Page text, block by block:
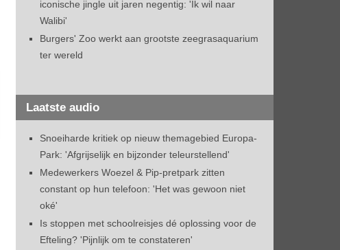
iconische jingle uit jaren negentig: 'Ik wil naar
Walibi'
Burgers' Zoo werkt aan grootste zeegrasaquarium
ter wereld
Laatste audio
Snoeiharde kritiek op nieuw themagebied Europa-
Park: 'Afgrijselijk en bijzonder teleurstellend'
Medewerkers Woezel & Pip-pretpark zitten
constant op hun telefoon: 'Het was gewoon niet
oké'
Is stoppen met schoolreisjes dé oplossing voor de
Efteling? 'Pijnlijk om te constateren'